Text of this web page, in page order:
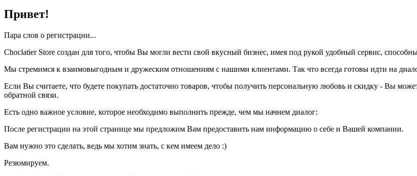
Привет!
Пара слов о регистрации...
Choclatier Store создан для того, чтобы Вы могли вести свой вкусный бизнес, имея под рукой удобный сервис,
Мы стремимся к взаимовыгодным и дружеским отношениям с нашими клиентами. Так что всегда готовы идти на
Если Вы считаете, что будете покупать достаточно товаров, чтобы получить персональную любовь и скидку - Вы
обратной связи.
Есть одно важное условие, которое необходимо выполнить прежде, чем мы начнем диалог:
После регистрации на этой странице мы предложим Вам предоставить нам информацию о себе и Вашей компании.
Вам нужно это сделать, ведь мы хотим знать, с кем имеем дело :)
Резюмируем.